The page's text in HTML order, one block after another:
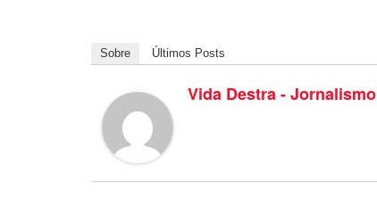
Sobre Últimos Posts
Vida Destra - Jornalismo